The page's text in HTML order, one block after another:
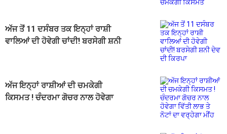
ਅੱਜ ਤੋਂ 11 ਦਸੰਬਰ ਤਕ ਇਨ੍ਹਾਂ ਰਾਸ਼ੀ
ਵਾਲਿਆਂ ਦੀ ਹੋਵੇਗੀ ਚਾਂਦੀ! ਬਰਸੇਗੀ ਸ਼ਨੀ
ਅੱਜ ਇਨ੍ਹਾਂ ਰਾਸ਼ੀਆਂ ਦੀ ਚਮਕੇਗੀ
ਕਿਸਮਤ ! ਚੰਦਰਮਾ ਗੋਚਰ ਨਾਲ ਹੋਵੇਗਾ